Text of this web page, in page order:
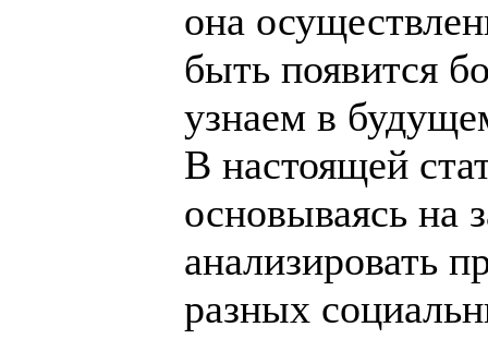
она
быть появится
узнаем в
В настоящей
основываясь на
анализировать
разных